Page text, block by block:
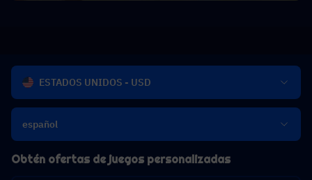
ESTADOS UNIDOS - USD
español
Obtén ofertas de juegos personalizadas